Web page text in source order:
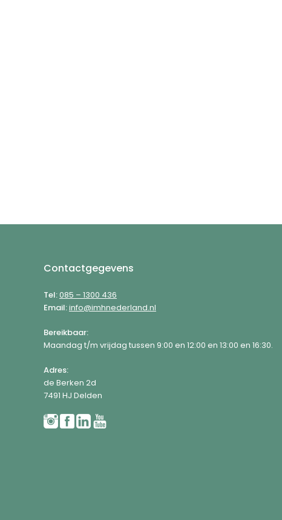
FooterContactgegevens
Tel:085 – 1300 436
Email:info@imhnederland.nl
Bereikbaar:
Maandag t/m vrijdag tussen 9:00 en 12:00 en 13:00 en 16:30.
Adres:
de Berken 2d
7491 HJ Delden